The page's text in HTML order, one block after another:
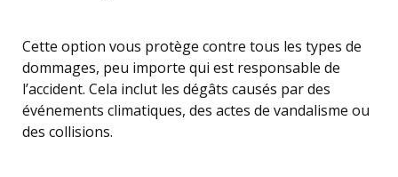
Cette option vous protège contre tous les types de
dommages, peu importe qui est responsable de
l’accident. Cela inclut les dégâts causés par des
événements climatiques, des actes de vandalisme ou
des collisions.